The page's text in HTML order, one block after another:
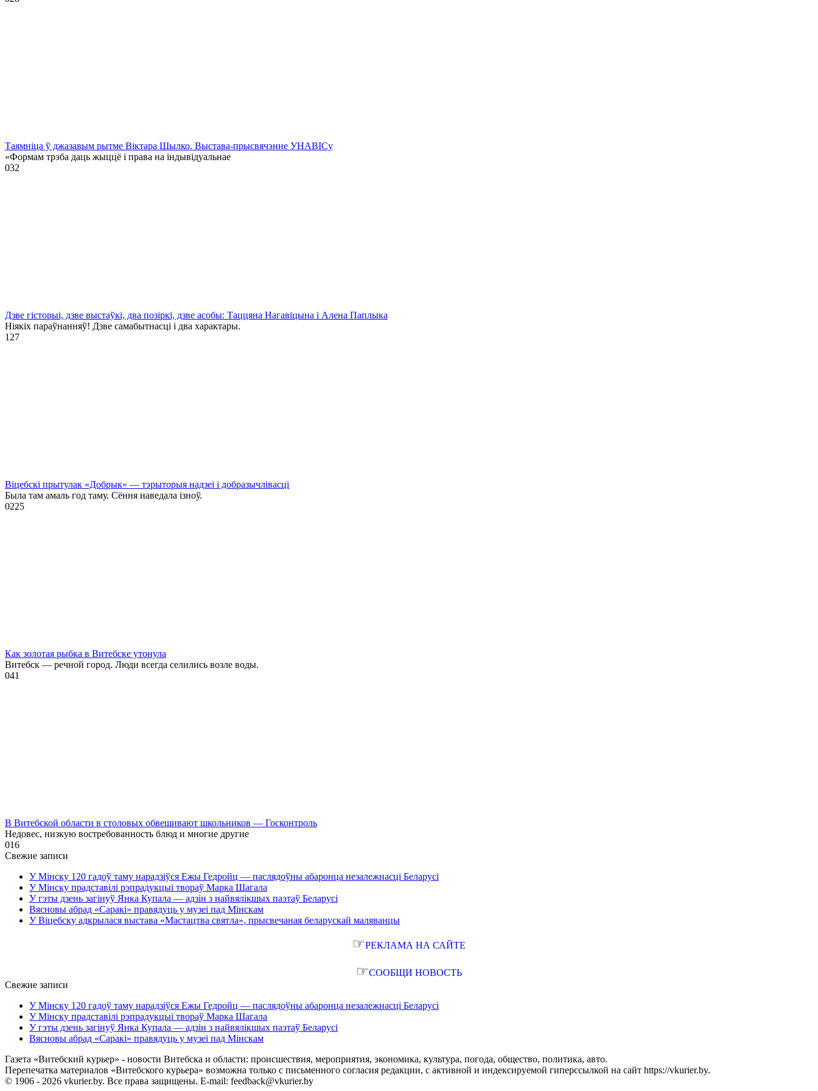
Таямніца ў джазавым рытме Віктара Шылко. Выстава-прысвячэнне УНАВІСу
«Формам трэба даць жыццё і права на індывідуальнае
032
Дзве гісторыі, дзве выстаўкі, два позіркі, дзве асобы: Таццяна Нагавіцына і Алена Паплыка
Ніякіх параўнанняў! Дзве самабытнасці і два характары.
1 27
Віцебскі прытулак «‎Добрык»‎ — тэрыторыя надзеі і добразычлівасці
Была там амаль год таму. Сёння наведала ізноў.
0225
Как золотая рыбка в Витебске утонула
Витебск — речной город. Люди всегда селились возле воды.
041
В Витебской области в столовых обвешивают школьников — Госконтроль
Недовес, низкую востребованность блюд и многие другие
016
Свежие записи
У Мінску 120 гадоў таму нарадзіўся Ежы Гедройц — паслядоўны абаронца незалежнасці Беларусі
У Мінску прадставілі рэпрадукцыі твораў Марка Шагала
У гэты дзень загінуў Янка Купала — адзін з найвялікшых паэтаў Беларусі
Вясновы абрад «Саракі» правядуць у музеі пад Мінскам
У Віцебску адкрылася выстава «Мастацтва святла», прысвечаная беларускай маляванцы
☞РЕКЛАМА НА САЙТЕ
☞СООБЩИ НОВОСТЬ
Свежие записи
У Мінску 120 гадоў таму нарадзіўся Ежы Гедройц — паслядоўны абаронца незалежнасці Беларусі
У Мінску прадставілі рэпрадукцыі твораў Марка Шагала
У гэты дзень загінуў Янка Купала — адзін з найвялікшых паэтаў Беларусі
Вясновы абрад «Саракі» правядуць у музеі пад Мінскам
Газета «Витебский курьер» - новости Витебска и области: происшествия, мероприятия, экономика, культура, погода, общество, политика, авто.
Перепечатка материалов «Витебского курьера» возможна только с письменного согласия редакции, с активной и индексируемой гиперссылкой на сайт https://vkurier.by.
© 1906 - 2026 vkurier.by. Все права защищены. E-mail: feedback@vkurier.by